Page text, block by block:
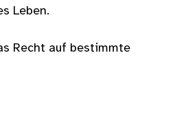
Leben.
Recht auf bestimmte